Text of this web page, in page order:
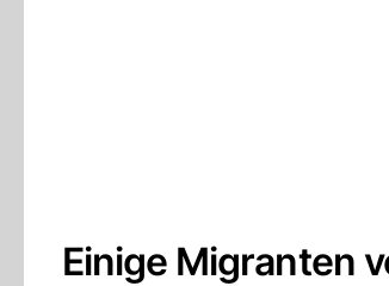
Einige Migranten